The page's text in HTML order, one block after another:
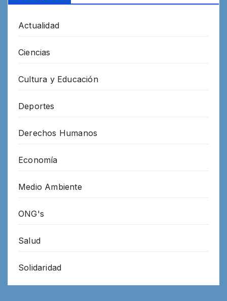
Actualidad
Ciencias
Cultura y Educación
Deportes
Derechos Humanos
Economía
Medio Ambiente
ONG's
Salud
Solidaridad